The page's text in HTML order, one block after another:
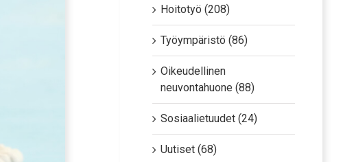
Hoitotyö (208)
Työympäristö (86)
Oikeudellinen
neuvontahuone (88)
Sosiaalietuudet (24)
Uutiset (68)